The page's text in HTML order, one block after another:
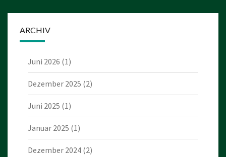
ARCHIV
Juni 2026 (1)
Dezember 2025 (2)
Juni 2025 (1)
Januar 2025 (1)
Dezember 2024 (2)